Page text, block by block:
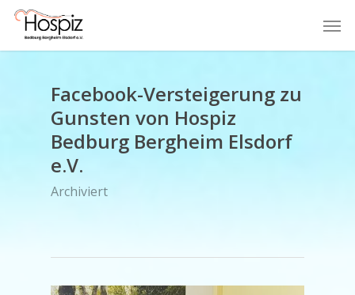
Skip
main
Facebook-Versteigerung zu
Gunsten von Hospiz
Bedburg Bergheim Elsdorf
e.V.
Archiviert